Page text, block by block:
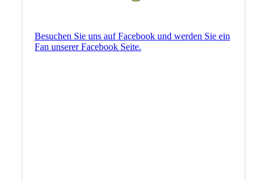
Besuchen Sie uns auf Facebook und werden Sie ein
Fan unserer Facebook Seite.